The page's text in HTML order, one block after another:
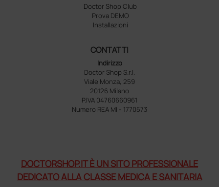
Doctor Shop Club
Prova DEMO
Installazioni
CONTATTI
Indirizzo
Doctor Shop S.r.l.
Viale Monza, 259
20126 Milano
P.IVA 04760660961
Numero REA MI - 1770573
DOCTORSHOP.IT È UN SITO PROFESSIONALE
DEDICATO ALLA CLASSE MEDICA E SANITARIA